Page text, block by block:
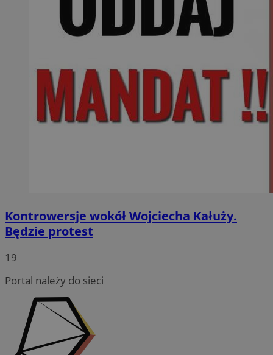
Kontrowersje wokół Wojciecha Kałuży.
Będzie protest
19
Portal należy do sieci